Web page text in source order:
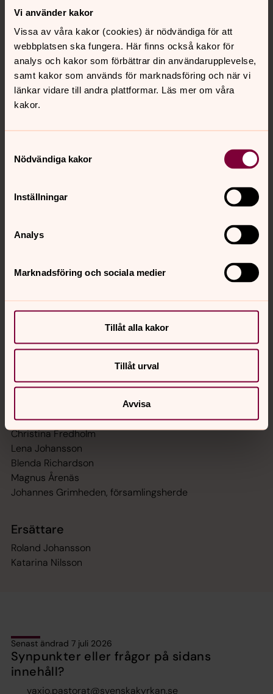
Vi använder kakor
Vissa av våra kakor (cookies) är nödvändiga för att
webbplatsen ska fungera. Här finns också kakor för
analys och kakor som förbättrar din användarupplevelse,
samt kakor som används för marknadsföring och när vi
länkar vidare till andra plattformar. Läs mer om våra
kakor.
Nödvändiga kakor
Inställningar
Analys
Marknadsföring och sociala medier
Tillåt alla kakor
Tillåt urval
Avvisa
Personal västra området
Präster, diakoner, musiker, pedagoger, assistenter,
Johanneskyrkan samt Öjaby och Gemla församlingar.
Församlingsråd
Ordinarie
Gitten Öholm, ordförande
Cecilia Sandström, v ordförande
Christina Fredholm
Lena Johansson
Blenda Richardson
Magnus Årenäs
Johannes Grimheden, församlingsherde
Ersättare
Roland Johansson
Katarina Nilsson
Senast ändrad 7 juli 2026
Synpunkter eller frågor på sidans
innehåll?
vaxjo.pastorat@svenskakyrkan.se